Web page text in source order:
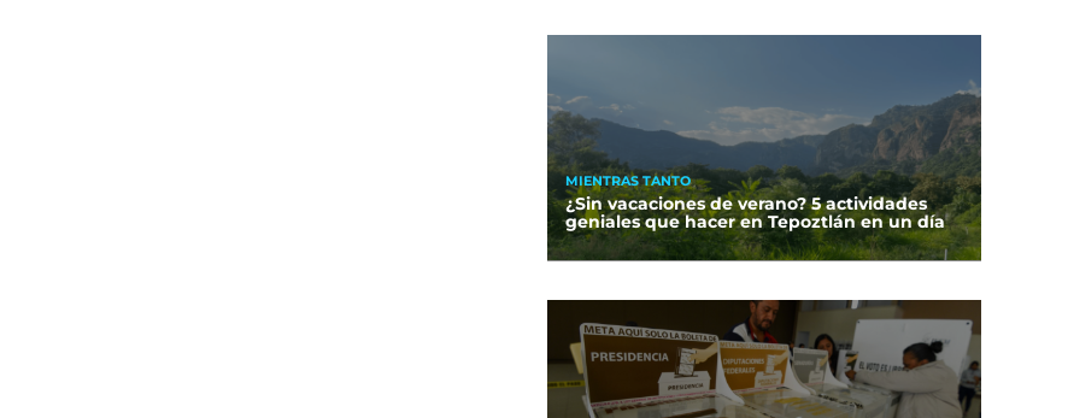
MIENTRAS TANTO
¿Sin vacaciones de verano? 5 actividades
geniales que hacer en Tepoztlán en un día